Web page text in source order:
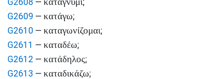
G2608 —
;
G2609 — κατάγω;
G2610 — καταγωνίζομαι;
G2611 — καταδέω;
G2612 — κατάδηλος;
G2613 — καταδικάζω;